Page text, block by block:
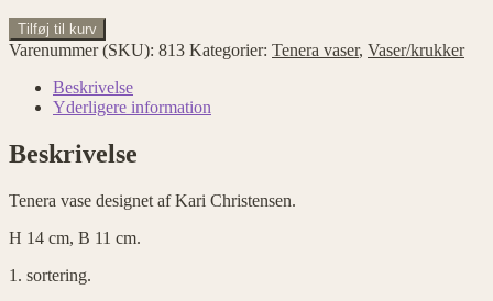
Tenera
vase
Kari
antal
Tilføj til kurv
Varenummer (SKU): 813 Kategorier: Tenera vaser, Vaser/krukker
Beskrivelse
Yderligere information
Beskrivelse
Tenera vase designet af Kari Christensen.
H 14 cm, B 11 cm.
1. sortering.